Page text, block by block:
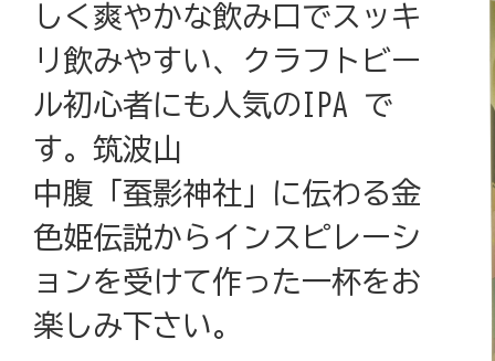
しく爽やかな飲み口でスッキ
リ飲みやすい、クラフトビー
ル初心者にも人気のIPA で
す。筑波山
中腹「蚕影神社」に伝わる金
色姫伝説からインスピレーシ
ョンを受けて作った一杯をお
楽しみ下さい。